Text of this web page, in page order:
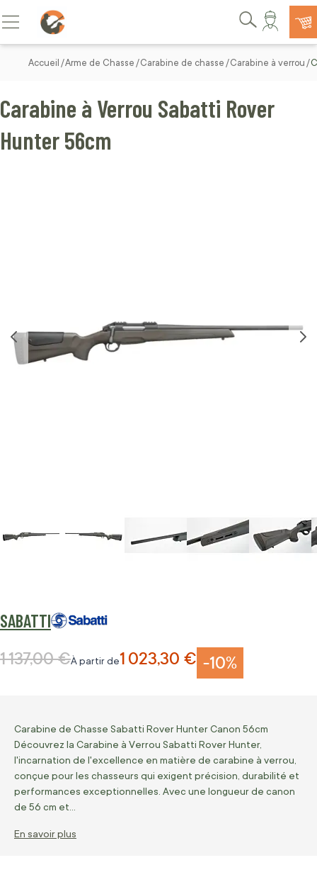
Allez au contenu
Basculer la navigation
Rechercher
Accueil Arme de Chasse Carabine de chasse Carabine à verrou
SABATTI
Carabine à Verrou Sabatti Rover
Hunter 56cm
-10%
À partir de1 023,30 €
Prix normal
1 137,00 €
Carabine de Chasse Sabatti Rover Hunter Canon 56cm
Découvrez la Carabine à Verrou Sabatti Rover Hunter,
l'incarnation de l'excellence en matière de carabine à verrou,
conçue pour les chasseurs qui exigent précision, durabilité et
performances exceptionnelles. Avec une longueur de canon
de 56 cm et…
En savoir plus